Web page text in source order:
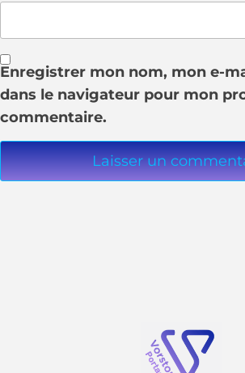
Enregistrer mon nom, mon e-
dans le navigateur pour mon
commentaire.